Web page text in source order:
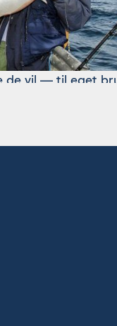
de vil — til eget
per år.